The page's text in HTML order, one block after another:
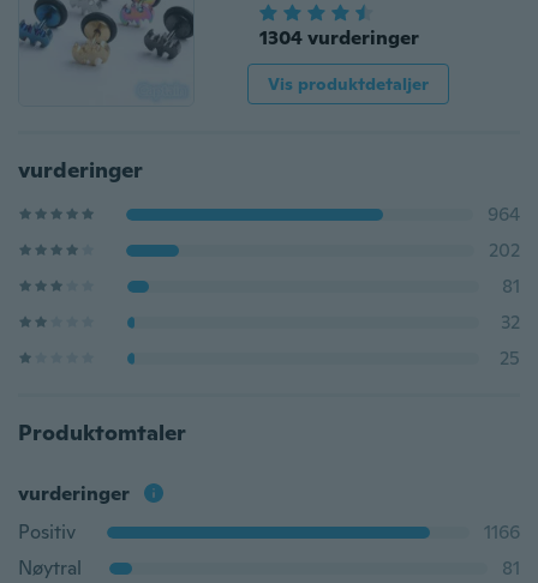
1304 vurderinger
Vis produktdetaljer
vurderinger
964
202
81
32
25
Produktomtaler
vurderinger
Positiv
1166
Nøytral
81